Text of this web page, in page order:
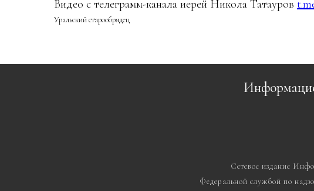
Видео с телеграмм-канала иерей Никола Татауров
Уральский старообрядец
Сетевое издание
Федеральной службой по